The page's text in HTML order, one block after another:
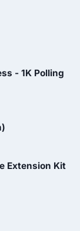
- 1K Polling
Extension Kit